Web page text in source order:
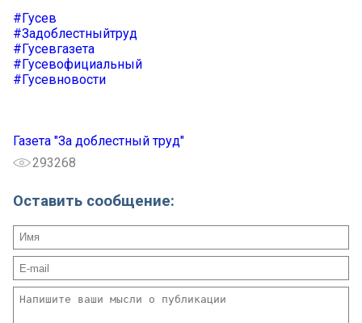
#Гусев
#Задоблестныйтруд
#Гусевгазета
#Гусевофициальный
#Гусевновости
Газета "За доблестный труд"
293268
Оставить сообщение: